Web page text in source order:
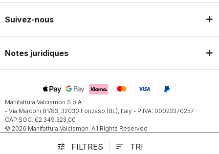
tune FILTRES sort TRI
Suivez-nous
Notes juridiques
Manifattura Valcismon S.p.A.
- Via Marconi 81/83, 32030 Fonzaso (BL), Italy - P.IVA: 00023370257 -
CAP.SOC. €2.349.323,00
© 2026 Manifattura Valcismon. All Rights Reserved